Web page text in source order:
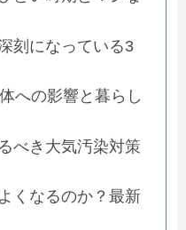
刻になっている3
への影響と暮らし
べき大気汚染対策
くなるのか？最新